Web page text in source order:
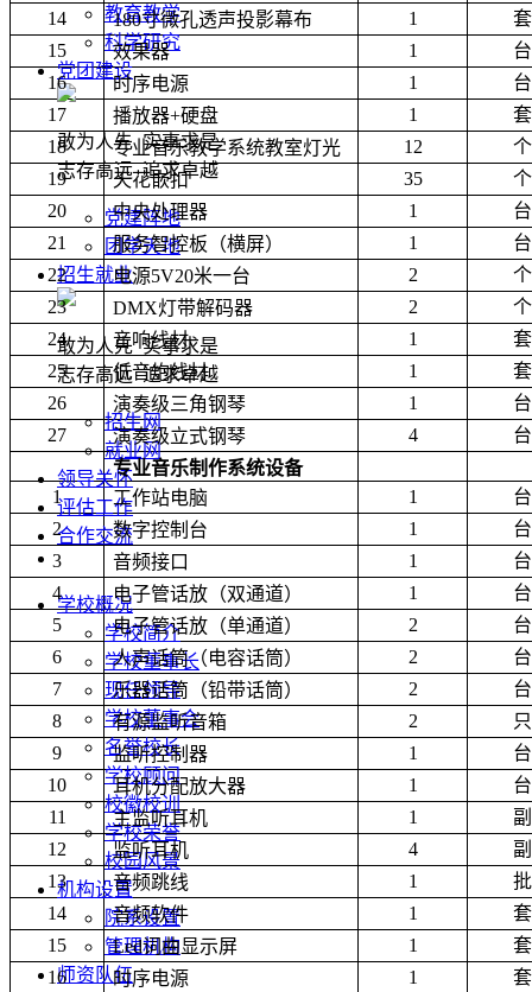
教育教学
科学研究
党团建设
敢为人先 实事求是
志存高远 追求卓越
党建阵地
团学天地
招生就业
敢为人先 实事求是
志存高远 追求卓越
招生网
就业网
领导关怀
评估工作
合作交流
学校概况
学校简介
学校董事长
现任领导
学校董事会
名誉校长
学校顾问
校徽校训
学校荣誉
校园风景
机构设置
院系设置
管理机构
师资队伍
14
180寸微孔透声投影幕布 1
套
15
效果器 1
台
16
时序电源 1
台
17
播放器+硬盘 1
套
18
专业音乐教学系统教室灯光 12
个
19
天花嵌扣 35
个
20
中央处理器 1
台
21
服务智控板（横屏） 1
台
22
电源5V20米一台 2
个
23
DMX灯带解码器 2
个
24
音响线材 1
套
25
低音炮线材 1
套
26
演奏级三角钢琴 1
台
27
演奏级立式钢琴 4
台
专业音乐制作系统设备
1
工作站电脑 1
台
2
数字控制台 1
台
3
音频接口 1
台
4
电子管话放（双通道） 1
台
5
电子管话放（单通道） 2
台
6
人声话筒（电容话筒） 2
台
7
乐器话筒（铅带话筒） 2
台
8
有源监听音箱 2
只
9
监听控制器 1
台
10
耳机分配放大器 1
台
11
主监听耳机 1
副
12
监听耳机 4
副
13
音频跳线 1
批
14
音频软件 1
套
15
Led词曲显示屏 1
套
16
时序电源 1
套